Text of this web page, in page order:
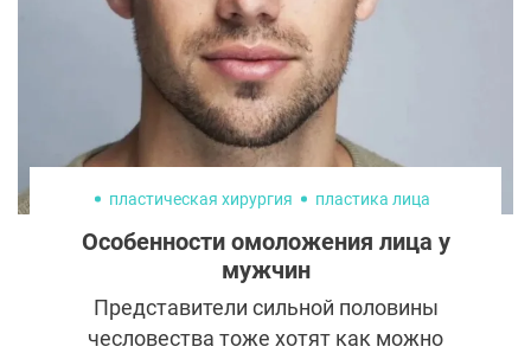
пластическая хирургия пластика лица
Особенности омоложения лица у
мужчин
Представители сильной половины
чесловества тоже хотят как можно